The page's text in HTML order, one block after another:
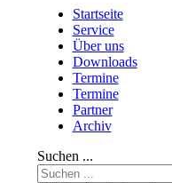
Startseite
Service
Über uns
Downloads
Termine
Termine
Partner
Archiv
Suchen ...